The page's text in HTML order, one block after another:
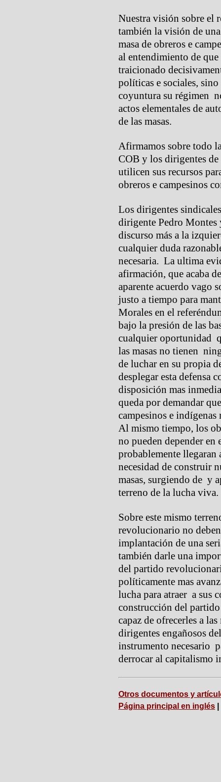
Nuestra visión sobre el
también la visión de
masa de obreros e
al entendimiento de
traicionado
políticas e sociales, sino
coyuntura su régimen
actos elementales de
de las masas.
Afirmamos sobre todo
COB y los dirigentes de
utilicen sus recursos
obreros e campesinos
Los dirigentes
dirigente Pedro Montes
discurso más a la
cualquier duda
necesaria. La ultima
afirmación, que acaba
aparente acuerdo vago
justo a tiempo para
Morales en el
bajo la presión de las
cualquier oportunidad
las masas no tienen
de luchar en su propia
desplegar esta defensa
disposición mas
queda por demandar
campesinos e indígenas
Al mismo tiempo, los
no pueden depender en
probablemente
necesidad de construir
masas, surgiendo de y
terreno de la lucha viva.
Sobre este mismo
revolucionario no
implantación de una
también darle una
del partido
políticamente mas
lucha para atraer a sus
construcción del
capaz de ofrecerles a
dirigentes engañosos
instrumento necesario
derrocar al capitalismo
Otros documentos y
Página principal en inglés